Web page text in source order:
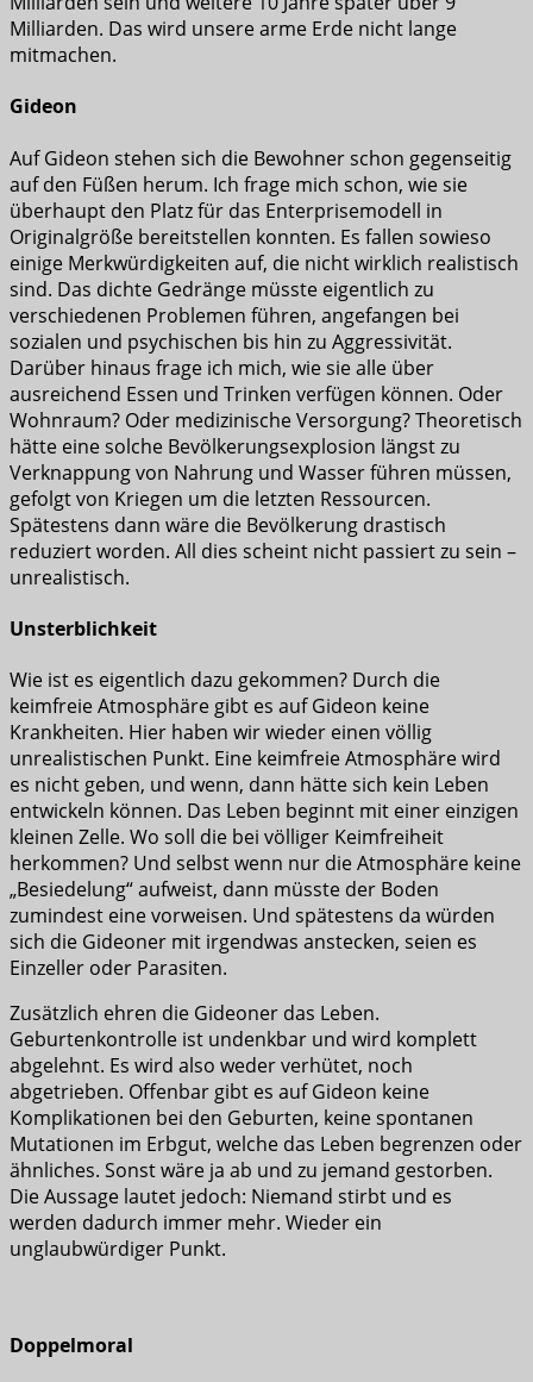
Milliarden. Das wird unsere arme Erde nicht lange
mitmachen.
Gideon
Auf Gideon stehen sich die Bewohner schon gegenseitig
auf den Füßen herum. Ich frage mich schon, wie sie
überhaupt den Platz für das Enterprisemodell in
Originalgröße bereitstellen konnten. Es fallen sowieso
einige Merkwürdigkeiten auf, die nicht wirklich realistisch
sind. Das dichte Gedränge müsste eigentlich zu
verschiedenen Problemen führen, angefangen bei
sozialen und psychischen bis hin zu Aggressivität.
Darüber hinaus frage ich mich, wie sie alle über
ausreichend Essen und Trinken verfügen können. Oder
Wohnraum? Oder medizinische Versorgung? Theoretisch
hätte eine solche Bevölkerungsexplosion längst zu
Verknappung von Nahrung und Wasser führen müssen,
gefolgt von Kriegen um die letzten Ressourcen.
Spätestens dann wäre die Bevölkerung drastisch
reduziert worden. All dies scheint nicht passiert zu sein –
unrealistisch.
Unsterblichkeit
Wie ist es eigentlich dazu gekommen? Durch die
keimfreie Atmosphäre gibt es auf Gideon keine
Krankheiten. Hier haben wir wieder einen völlig
unrealistischen Punkt. Eine keimfreie Atmosphäre wird
es nicht geben, und wenn, dann hätte sich kein Leben
entwickeln können. Das Leben beginnt mit einer einzigen
kleinen Zelle. Wo soll die bei völliger Keimfreiheit
herkommen? Und selbst wenn nur die Atmosphäre keine
„Besiedelung“ aufweist, dann müsste der Boden
zumindest eine vorweisen. Und spätestens da würden
sich die Gideoner mit irgendwas anstecken, seien es
Einzeller oder Parasiten.
Zusätzlich ehren die Gideoner das Leben.
Geburtenkontrolle ist undenkbar und wird komplett
abgelehnt. Es wird also weder verhütet, noch
abgetrieben. Offenbar gibt es auf Gideon keine
Komplikationen bei den Geburten, keine spontanen
Mutationen im Erbgut, welche das Leben begrenzen oder
ähnliches. Sonst wäre ja ab und zu jemand gestorben.
Die Aussage lautet jedoch: Niemand stirbt und es
werden dadurch immer mehr. Wieder ein
unglaubwürdiger Punkt.
Doppelmoral